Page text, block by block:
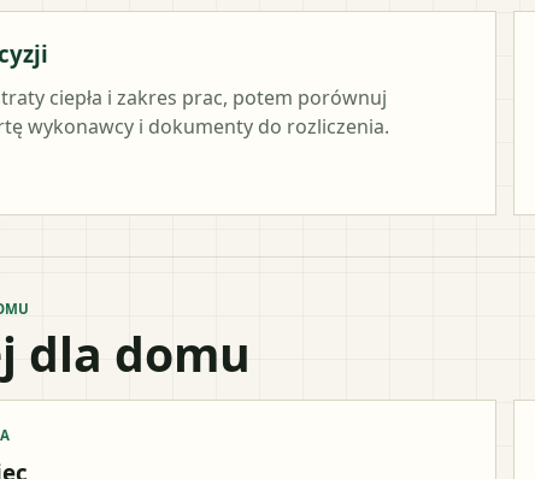
ciepła i zakres prac, potem porównuj
wykonawcy i dokumenty do rozliczenia.
dla domu